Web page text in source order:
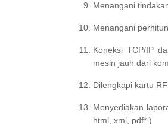
Menangani
Menangani
Koneksi TCP/IP
mesin jauh dari
Dilengkapi kartu
Menyediakan
html, xml, pdf* )